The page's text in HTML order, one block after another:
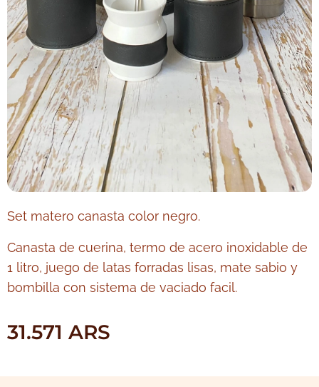
Set matero canasta color negro.
Canasta de cuerina, termo de acero inoxidable de
1 litro, juego de latas forradas lisas, mate sabio y
bombilla con sistema de vaciado facil.
31.571 ARS